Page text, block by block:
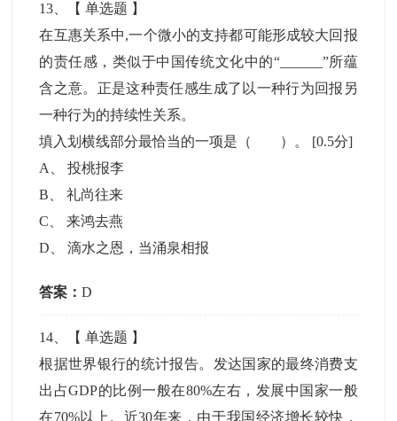
13 、【单选题 】
在互惠关系中,一个微小的支持都可能形成较大回报
的责任感，类似于中国传统文化中的“______”所蕴
含之意。正是这种责任感生成了以一种行为回报另
一种行为的持续性关系。
填入划横线部分最恰当的一项是（ ）。 [0.5分]
A
、投桃报李
B 、礼尚往来
C 、来鸿去燕
D 、滴水之恩，当涌泉相报
答案：D
14 、【单选题 】
根据世界银行的统计报告。发达国家的最终消费支
出占GDP的比例一般在80%左右，发展中国家一般
在70%以上。近30年来，由于我国经济增长较快，